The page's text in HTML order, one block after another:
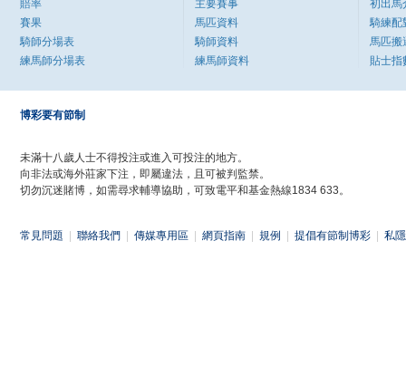
賠率
賽果
騎師分場表
練馬師分場表
主要賽事
馬匹資料
騎師資料
練馬師資料
初出馬
騎練配
馬匹搬
貼士指
博彩要有節制
未滿十八歲人士不得投注或進入可投注的地方。
向非法或海外莊家下注，即屬違法，且可被判監禁。
切勿沉迷賭博，如需尋求輔導協助，可致電平和基金熱線1834 633。
常見問題 聯絡我們 傳媒專用區 網頁指南 規例 提倡有節制博彩 私